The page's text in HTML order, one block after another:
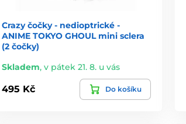
Crazy čočky - nedioptrické -
ANIME TOKYO GHOUL mini sclera
(2 čočky)
Skladem, v pátek 21. 8. u vás
495 Kč Do košíku